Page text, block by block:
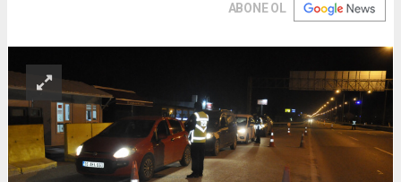
ABONE OL